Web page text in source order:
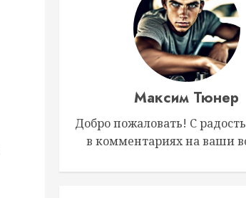
Максим Тюнер
Добро пожаловать! С
в комментариях на ваши